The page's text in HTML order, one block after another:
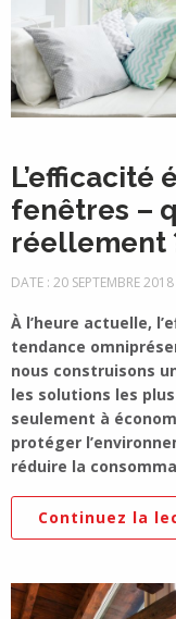
L’efficacité
fenêtres –
réellement
DATE : 20 SEPTEMBRE 2018
À l’heure actuelle,
tendance
nous construisons
les solutions les
seulement à
protéger
réduire la
Continuez la